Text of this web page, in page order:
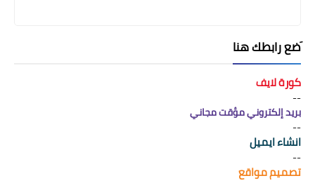
َضع رابطك هنا
كورة لايف
--
بريد إلكتروني مؤقت مجاني
--
انشاء ايميل
--
تصميم مواقع